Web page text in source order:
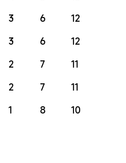
3 6
12
3 6
12
2 7
11
2 7
11
1 8 10